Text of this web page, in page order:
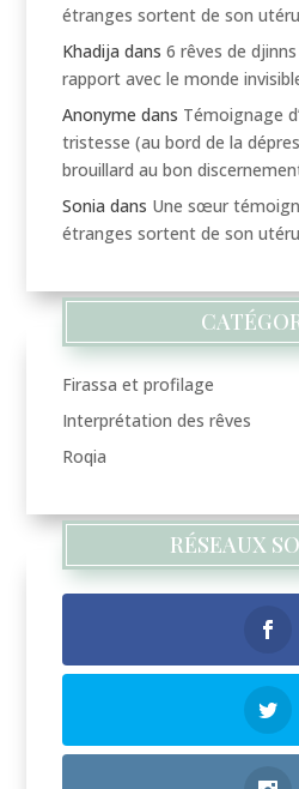
étranges sortent de son
Khadija dans6 rêves de
rapport avec le monde
Anonyme dans Témoignage
tristesse (au bord de la
brouillard au bon
Sonia dans Une sœur
étranges sortent de son
Firassa et profilage
Interprétation des rêves
Roqia
RÉSEAUX